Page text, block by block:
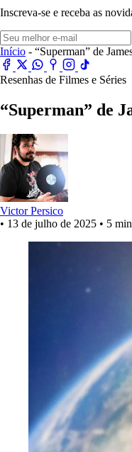
Inscreva-se e receba as
Início - “Superman” de
Resenhas de Filmes e Séries
“Superman” de
Victor Persico
• 13 de julho de 2025 • 5